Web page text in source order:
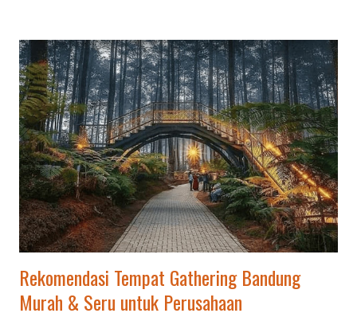
Mempererat hubungan antar peserta, baik itu rekan kerja
maupun keluarga. Memberikan penyegaran pikiran dan
pengalaman yang menyenangkan di luar rutinitas pekerjaan atau
kehidupan sehari-hari. Konsep Outbound Gathering:
Menggabungkan aktivitas yang menyenangkan dan menantang
di alam terbuka, seperti permainan kelompok, simulasi, dan
tantangan fisik maupun mental. Sering kali dilaksanakan di lokasi
yang menyatu dengan alam, seperti pegunungan, hutan, atau
pantai. M...
Rekomendasi Tempat Gathering Bandung
Murah & Seru untuk Perusahaan